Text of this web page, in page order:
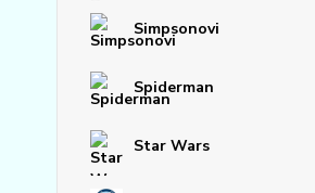
Simpsonovi
Spiderman
Star Wars